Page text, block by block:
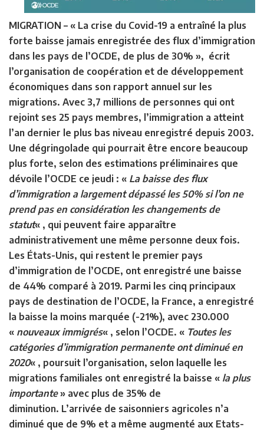
MIGRATION – « La crise du Covid-19 a entraîné la plus
forte baisse jamais enregistrée des flux d’immigration
dans les pays de l’OCDE, de plus de 30% », écrit
l’organisation de coopération et de développement
économiques dans son rapport annuel sur les
migrations. Avec 3,7 millions de personnes qui ont
rejoint ses 25 pays membres, l’immigration a atteint
l’an dernier le plus bas niveau enregistré depuis 2003.
Une dégringolade qui pourrait être encore beaucoup
plus forte, selon des estimations préliminaires que
dévoile l’OCDE ce jeudi : « La baisse des flux
d’immigration a largement dépassé les 50% si l’on ne
prend pas en considération les changements de
statut« , qui peuvent faire apparaître
administrativement une même personne deux fois.
Les États-Unis, qui restent le premier pays
d’immigration de l’OCDE, ont enregistré une baisse
de 44% comparé à 2019. Parmi les cinq principaux
pays de destination de l’OCDE, la France, a enregistré
la baisse la moins marquée (-21%), avec 230.000
« nouveaux immigrés« , selon l’OCDE. « Toutes les
catégories d’immigration permanente ont diminué en
2020« , poursuit l’organisation, selon laquelle les
migrations familiales ont enregistré la baisse « la plus
importante» avec plus de 35% de
diminution. L’arrivée de saisonniers agricoles n’a
diminué que de 9% et a même augmenté aux Etats-